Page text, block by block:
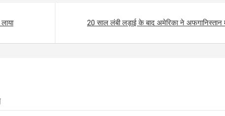
20 साल लंबी लड़ाई के बाद अमेरिका ने अफगानिस्तान में